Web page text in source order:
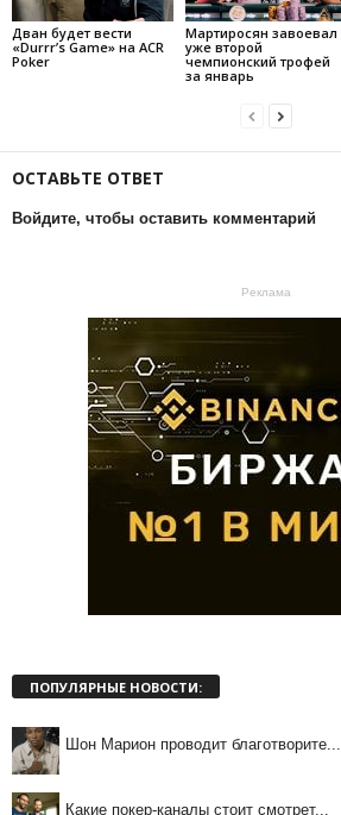
Дван будет вести
«Durrr’s Game» на ACR
Poker
Мартиросян завоевал
уже второй
чемпионский трофей
за январь
ОСТАВЬТЕ ОТВЕТ
Войдите, чтобы оставить комментарий
Реклама
ПОПУЛЯРНЫЕ НОВОСТИ:
Шон Марион проводит благотворите...
Какие покер-каналы стоит смотрет...